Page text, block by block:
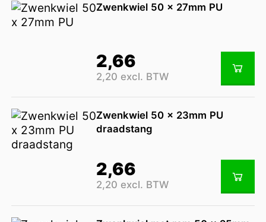
Zwenkwiel 50 x 27mm PU
2,66
2,20 excl. BTW
Zwenkwiel 50 x 23mm PU
draadstang
2,66
2,20 excl. BTW